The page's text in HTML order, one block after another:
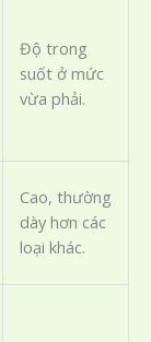
Độ trong
suốt ở mức
vừa phải.
Cao, thường
dày hơn các
loại khác.